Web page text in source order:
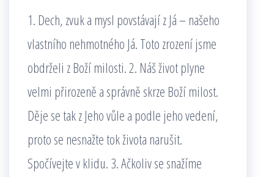
1. Dech, zvuk a mysl povstávají z Já – našeho
vlastního nehmotného Já. Toto zrození jsme
obdrželi z Boží milosti. 2. Náš život plyne
velmi přirozeně a správně skrze Boží milost.
Děje se tak z Jeho vůle a podle jeho vedení,
proto se nesnažte tok života narušit.
Spočívejte v klidu. 3. Ačkoliv se snažíme